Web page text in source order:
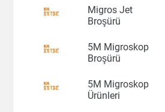
Migros Jet
Broşürü
5M Migroskop
Broşürü
5M Migroskop
Ürünleri